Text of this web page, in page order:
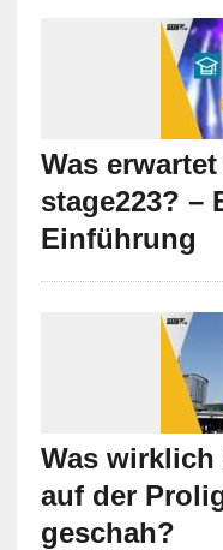
Was
stage223? –
Einführung
Was wirklich
auf der
geschah?